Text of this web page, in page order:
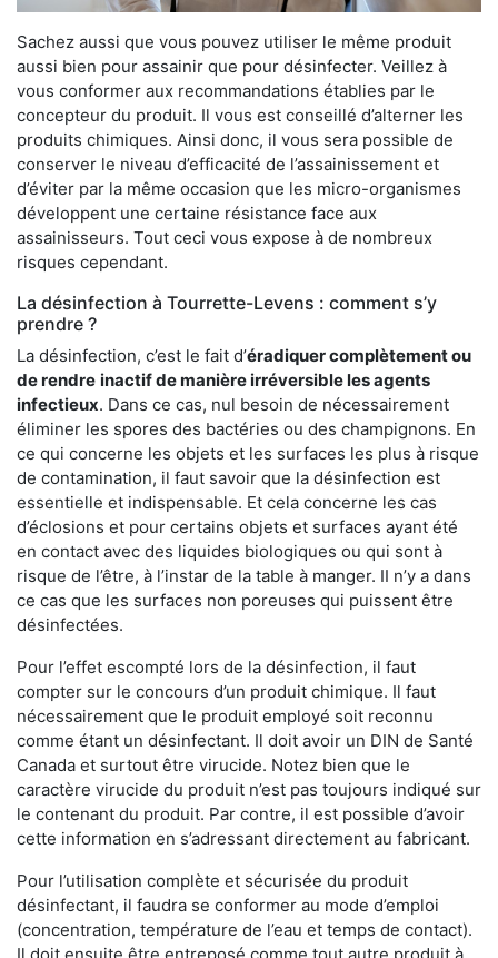
Sachez aussi que vous pouvez utiliser le même produit
aussi bien pour assainir que pour désinfecter. Veillez à
vous conformer aux recommandations établies par le
concepteur du produit. Il vous est conseillé d’alterner les
produits chimiques. Ainsi donc, il vous sera possible de
conserver le niveau d’efficacité de l’assainissement et
d’éviter par la même occasion que les micro-organismes
développent une certaine résistance face aux
assainisseurs. Tout ceci vous expose à de nombreux
risques cependant.
La désinfection à Tourrette-Levens : comment s’y
prendre ?
La désinfection, c’est le fait d’éradiquer complètement ou
de rendre inactif de manière irréversible les agents
infectieux. Dans ce cas, nul besoin de nécessairement
éliminer les spores des bactéries ou des champignons. En
ce qui concerne les objets et les surfaces les plus à risque
de contamination, il faut savoir que la désinfection est
essentielle et indispensable. Et cela concerne les cas
d’éclosions et pour certains objets et surfaces ayant été
en contact avec des liquides biologiques ou qui sont à
risque de l’être, à l’instar de la table à manger. II n’y a dans
ce cas que les surfaces non poreuses qui puissent être
désinfectées.
Pour l’effet escompté lors de la désinfection, il faut
compter sur le concours d’un produit chimique. Il faut
nécessairement que le produit employé soit reconnu
comme étant un désinfectant. Il doit avoir un DIN de Santé
Canada et surtout être virucide. Notez bien que le
caractère virucide du produit n’est pas toujours indiqué sur
le contenant du produit. Par contre, il est possible d’avoir
cette information en s’adressant directement au fabricant.
Pour l’utilisation complète et sécurisée du produit
désinfectant, il faudra se conformer au mode d’emploi
(concentration, température de l’eau et temps de contact).